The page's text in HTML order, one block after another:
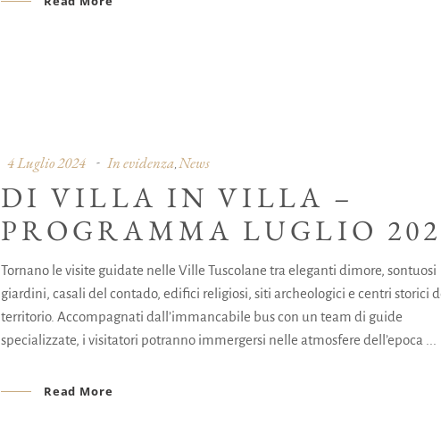
4 Luglio 2024 In evidenza, News
DI VILLA IN VILLA –
PROGRAMMA LUGLIO
Tornano le visite guidate nelle Ville Tuscolane tra eleganti dimore, sontuosi
giardini, casali del contado, edifici religiosi, siti archeologici e centri storici
territorio. Accompagnati dall’immancabile bus con un team di guide
specializzate, i visitatori potranno immergersi nelle atmosfere dell’epoca
Read More